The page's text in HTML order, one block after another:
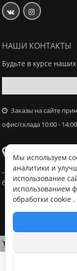
НАШИ КОНТАКТЫ
Будьте в курсе
Заказы на сайте
офис/склада 10:00 - 14:00
Самовывоз
- Офис / склад, г.
будний день после
Мы используем
аналитики и
использование
использованием
обработки cookie .